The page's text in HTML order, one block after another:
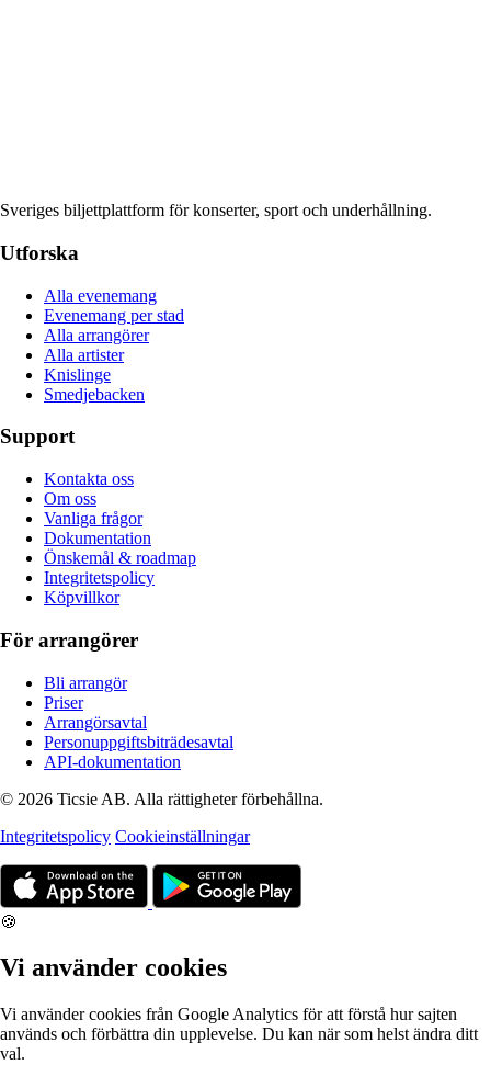
Sveriges biljettplattform för konserter, sport och underhållning.
Utforska
Alla evenemang
Evenemang per stad
Alla arrangörer
Alla artister
Knislinge
Smedjebacken
Support
Kontakta oss
Om oss
Vanliga frågor
Dokumentation
Önskemål & roadmap
Integritetspolicy
Köpvillkor
För arrangörer
Bli arrangör
Priser
Arrangörsavtal
Personuppgiftsbiträdesavtal
API-dokumentation
© 2026 Ticsie AB. Alla rättigheter förbehållna.
Integritetspolicy Cookieinställningar
🍪
Vi använder cookies
Vi använder cookies från Google Analytics för att förstå hur sajten
används och förbättra din upplevelse. Du kan när som helst ändra ditt
val.